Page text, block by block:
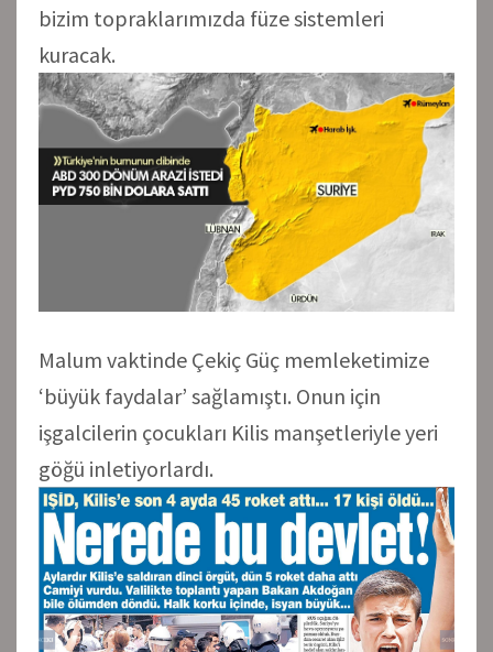
bizim topraklarımızda füze sistemleri
kuracak.
Malum vaktinde Çekiç Güç memleketimize
‘büyük faydalar’ sağlamıştı. Onun için
işgalcilerin çocukları Kilis manşetleriyle yeri
göğü inletiyorlardı.